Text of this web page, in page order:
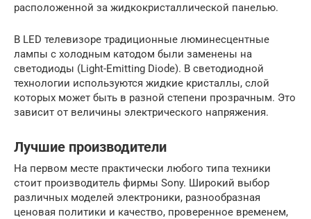
расположенной за жидкокристаллической панелью.
В LED телевизоре традиционные люминесцентные
лампы с холодным катодом были заменены на
светодиоды (Light-Emitting Diode). В светодиодной
технологии используются жидкие кристаллы, слой
которых может быть в разной степени прозрачным. Это
зависит от величины электрического напряжения.
Лучшие производители
На первом месте практически любого типа техники
стоит производитель фирмы Sony. Широкий выбор
различных моделей электроники, разнообразная
ценовая политики и качество, проверенное временем,